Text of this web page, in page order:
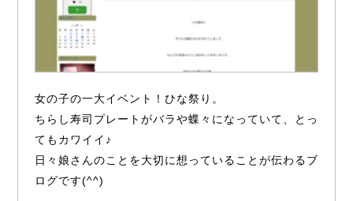
女の子の一大イベント！ひな祭り。
ちらし寿司プレートがバラや蝶々になっていて、とっ
てもカワイイ♪
日々娘さんのことを大切に想っていることが伝わるブ
ログです(^^)